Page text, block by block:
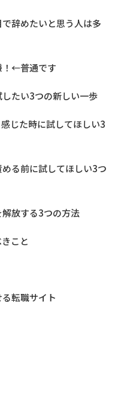
辞めたいと思う人は多
！←普通です
たい3つの新しい一歩
じた時に試してほしい3
る前に試してほしい3つ
放する3つの方法
こと
転職サイト